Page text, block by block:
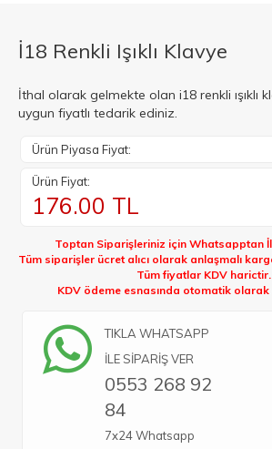
İ18 Renkli Işıklı Klavye
İthal olarak gelmekte olan i18 renkli ışıklı
uygun fiyatlı tedarik ediniz.
Ürün Piyasa Fiyat:
Ürün Fiyat:
176.00 TL
Toptan Siparişleriniz için Whatsapptan
Tüm siparişler ücret alıcı olarak anlaşmalı
Tüm fiyatlar KDV harictir.
KDV ödeme esnasında otomatik
TIKLA WHATSAPP
İLE SİPARİŞ VER
0553 268 92
84
7x24 Whatsapp